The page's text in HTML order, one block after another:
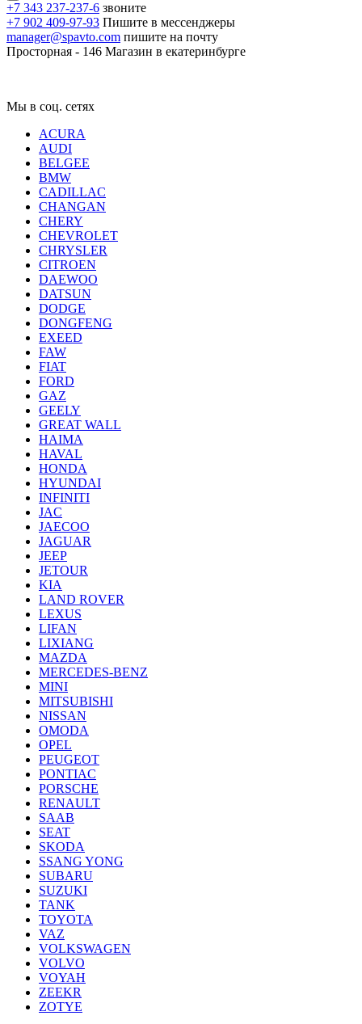
+7 343 237-237-6 звоните
+7 902 409-97-93 Пишите в мессенджеры
manager@spavto.com пишите на почту
Просторная - 146 Магазин в екатеринбурге
Мы в соц. сетях
ACURA
AUDI
BELGEE
BMW
CADILLAC
CHANGAN
CHERY
CHEVROLET
CHRYSLER
CITROEN
DAEWOO
DATSUN
DODGE
DONGFENG
EXEED
FAW
FIAT
FORD
GAZ
GEELY
GREAT WALL
HAIMA
HAVAL
HONDA
HYUNDAI
INFINITI
JAC
JAECOO
JAGUAR
JEEP
JETOUR
KIA
LAND ROVER
LEXUS
LIFAN
LIXIANG
MAZDA
MERCEDES-BENZ
MINI
MITSUBISHI
NISSAN
OMODA
OPEL
PEUGEOT
PONTIAC
PORSCHE
RENAULT
SAAB
SEAT
SKODA
SSANG YONG
SUBARU
SUZUKI
TANK
TOYOTA
VAZ
VOLKSWAGEN
VOLVO
VOYAH
ZEEKR
ZOTYE